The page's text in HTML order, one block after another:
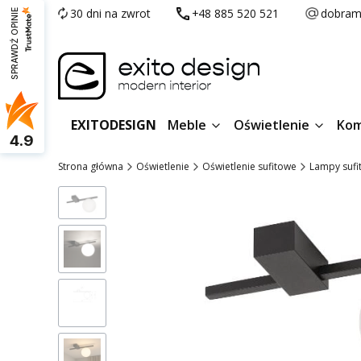
30 dni na zwrot +48 885 520 521
EXITODESIGN Meble Oświetlenie
Strona główna Oświetlenie Oświetlenie sufitowe Lampy
SPRAWDŹ OPINIE
4.9